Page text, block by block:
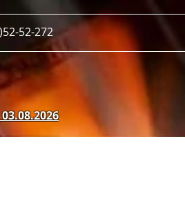
52-272